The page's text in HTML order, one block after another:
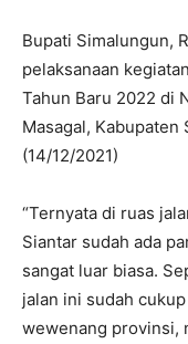
Bupati Simalungun,
pelaksanaan
Tahun Baru 2022 di
Masagal, Kabupaten
(14/12/2021)
“Ternyata di ruas
Siantar sudah ada
sangat luar biasa.
jalan ini sudah
wewenang provinsi,